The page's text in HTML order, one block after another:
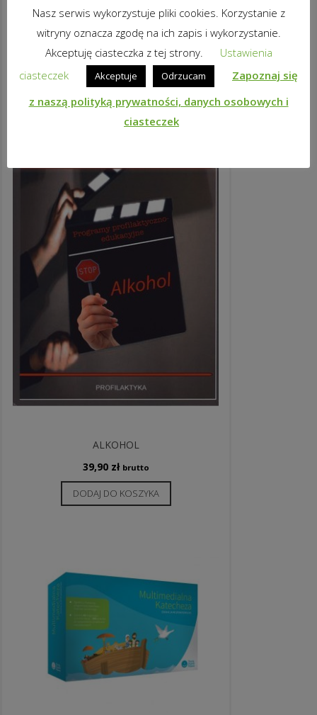
16,99zł brutto
DODAJ DO KOSZYKA
ALKOHOL
39,90 zł brutto
DODAJ DO KOSZYKA
Nasz serwis wykorzystuje pliki cookies. Korzystanie z
witryny oznacza zgodę na ich zapis i wykorzystanie.
Akceptuję ciasteczka z tej strony.
Ustawienia
ciasteczek
Akceptuje Odrzucam
Zapoznaj się
z naszą polityką prywatności, danych osobowych i
ciasteczek